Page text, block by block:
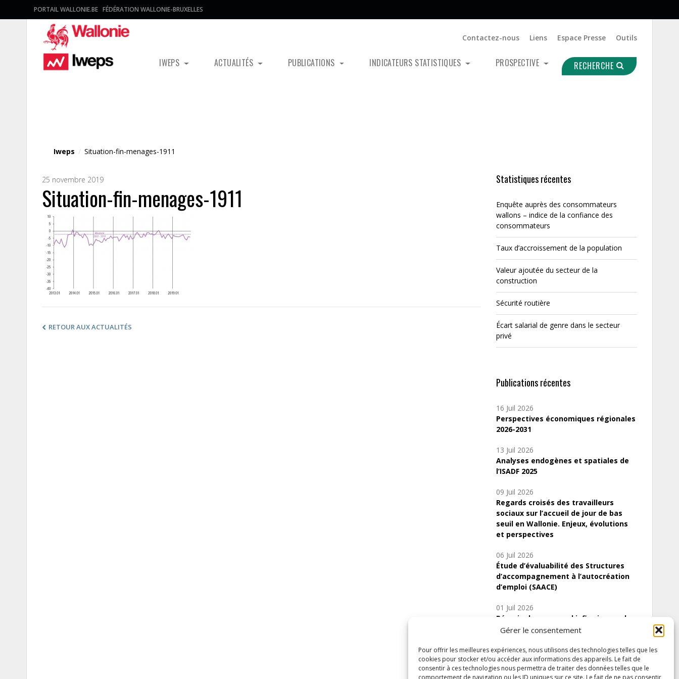
Gérer le consentement
Pour offrir les meilleures expériences, nous utilisons des technologies telles que les
cookies pour stocker et/ou accéder aux informations des appareils. Le fait de
consentir à ces technologies nous permettra de traiter des données telles que le
comportement de navigation ou les ID uniques sur ce site. Le fait de ne pas consentir
PORTAIL WALLONIE.BE FÉDÉRATION WALLONIE-BRUXELLES
Contactez-nous Liens Espace Presse Outils
IWEPS ACTUALITÉS PUBLICATIONS INDICATEURS STATISTIQUES PROSPECTIVE RECHERCHE
Iweps / Situation-fin-menages-1911
25 novembre 2019
Situation-fin-menages-1911
RETOUR AUX ACTUALITÉS
Statistiques récentes
Enquête auprès des consommateurs
wallons – indice de la confiance des
consommateurs
Taux d’accroissement de la population
Valeur ajoutée du secteur de la
construction
Sécurité routière
Écart salarial de genre dans le secteur
privé
Publications récentes
16 Juil 2026
Perspectives économiques régionales
2026-2031
13 Juil 2026
Analyses endogènes et spatiales de
l’ISADF 2025
09 Juil 2026
Regards croisés des travailleurs
sociaux sur l’accueil de jour de bas
seuil en Wallonie. Enjeux, évolutions
et perspectives
06 Juil 2026
Étude d’évaluabilité des Structures
d’accompagnement à l’autocréation
d’emploi (SAACE)
01 Juil 2026
Pénurie du personnel infirmier :quels
indicateurs d’offre de soins pour